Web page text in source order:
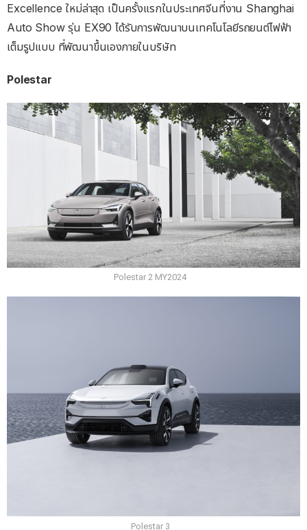
Excellence ใหม่ล่าสุด เป็นครั้งแรกในประเทศจีนที่งาน Shanghai
Auto Show รุ่น EX90 ได้รับการพัฒนาบนเทคโนโลยีรถยนต์ไฟฟ้า
เต็มรูปแบบ ที่พัฒนาขึ้นเองภายในบริษัท
Polestar
Polestar 2 MY2024
Polestar 3